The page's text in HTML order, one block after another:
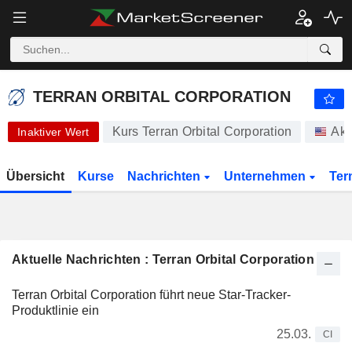
TERRAN ORBITAL CORPORATION
Inaktiver Wert Kurs Terran Orbital Corporation
Übersicht Kurse Nachrichten Unternehmen
Aktuelle Nachrichten : Terran Orbital Corporation
Terran Orbital Corporation führt neue Star-Tracker-
Produktlinie ein
25.03.
CI